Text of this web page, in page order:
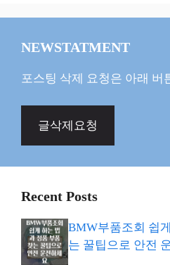
NEWSTATMENT
포스팅 삭제 요청은 아래 버
글삭제요청
Recent Posts
BMW부품조회 쉽
는 꿀팁으로 안전